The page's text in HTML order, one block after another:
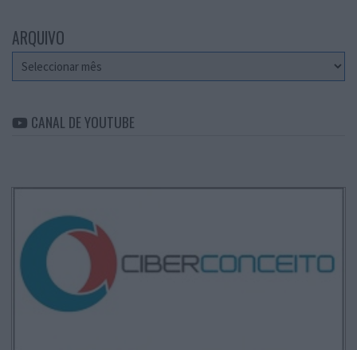
ARQUIVO
Arquivo
CANAL DE YOUTUBE